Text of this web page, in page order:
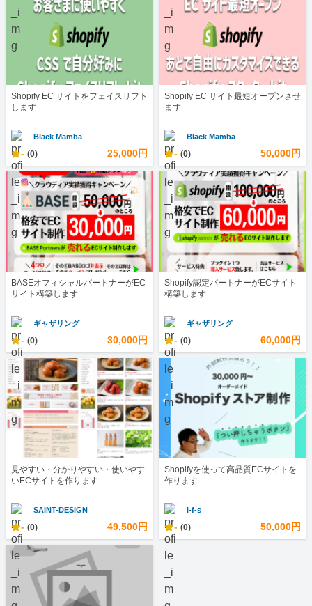
Shopify EC サイトをフェイスリフト
します
Black Mamba
- (0) 25,000円
Shopify EC サイト最短オープンさせ
ます
Black Mamba
- (0) 50,000円
BASEオフィシャルパートナーがEC
サイト構築します
ギャザリング
- (0) 30,000円
Shopify認定パートナーがECサイト
構築します
ギャザリング
- (0) 60,000円
見やすい・分かりやすい・使いやす
いECサイトを作ります
SAINT-DESIGN
- (0) 49,500円
Shopifyを使って高品質ECサイトを
作ります
l-f-s
- (0) 50,000円